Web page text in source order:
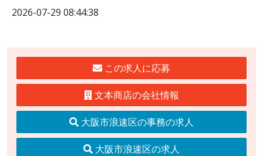
2026-07-29 08:44:38
この求人に応募
文本商店の会社情報
大阪市浪速区の事務の求人
大阪市浪速区の求人